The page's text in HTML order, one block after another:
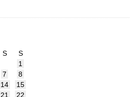
S
S
1
7
8
14
15
21
22